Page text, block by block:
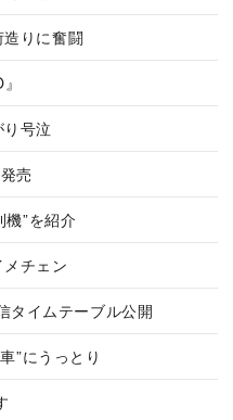
りに奮闘
号泣
売
”を紹介
チェン
タイムテーブル公開
”にうっとり